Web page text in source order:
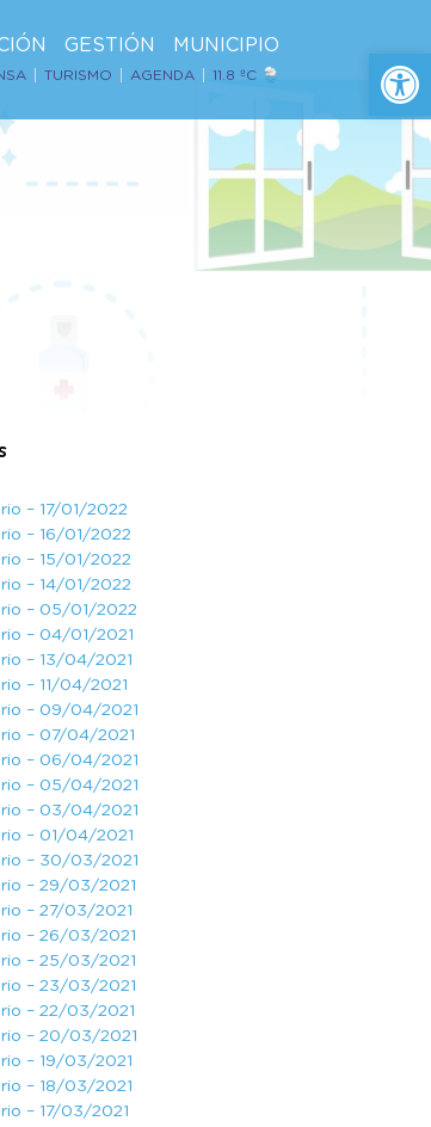
GESTIÓN MUNICIPIO
TURISMO AGENDA 11.8 ºC
– 17/01/2022
– 16/01/2022
– 15/01/2022
– 14/01/2022
– 05/01/2022
– 04/01/2021
– 13/04/2021
– 11/04/2021
– 09/04/2021
– 07/04/2021
– 06/04/2021
– 05/04/2021
– 03/04/2021
– 01/04/2021
– 30/03/2021
– 29/03/2021
– 27/03/2021
– 26/03/2021
– 25/03/2021
– 23/03/2021
– 22/03/2021
– 20/03/2021
– 19/03/2021
– 18/03/2021
– 17/03/2021